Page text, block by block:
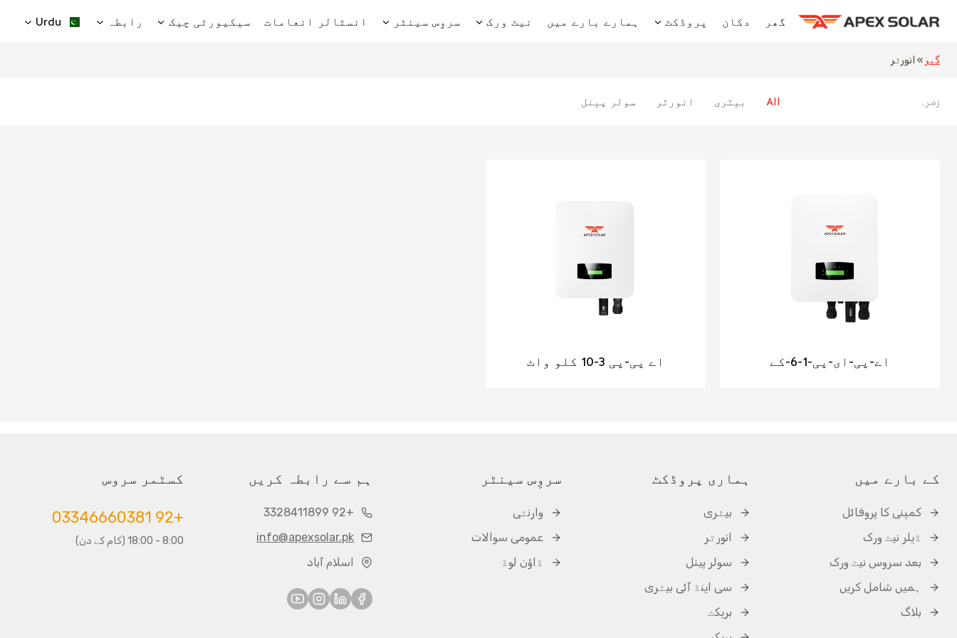
گھر دکان پروڈکٹ ہمارے بارے میں نیٹ ورک سروِس سینٹر انسٹالر انعامات سیکیورٹی چیک رابطہ Urdu
گھر » انورٹر
زمرہ All بیٹری انورٹر سولر پینل
اے-پی-ای-پی-1-6-کے اے پی-پی 3-10 کلو واٹ
کے بارے میں
کمپنی کا پروفائل
ڈیلر نیٹ ورک
بعد سروس نیٹ ورک
ہمیں شامل کریں
بلاگ
ہماری پروڈکٹ
بیٹری
انورٹر
سولر پینل
سی اینڈ آئی بیٹری
بریکٹ
سروِس سینٹر
وارنٹی
عمومی سوالات
ڈاؤن لوڈ
ہم سے رابطہ کریں
+92 3328411899
info@apexsolar.pk
اسلام آباد
کسٹمر سروس
+92 03346660381
8:00 - 18:00 (کام کے دن)